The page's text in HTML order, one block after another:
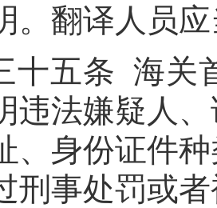
。翻译人员
十五条 海关
违法嫌疑人
、身份证件
刑事处罚或